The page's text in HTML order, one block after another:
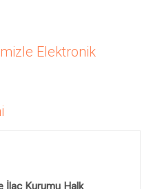
Elektronik
İlaç Kurumu Halk